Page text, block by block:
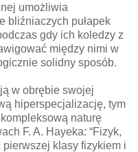
umożliwia
bliźniaczych pułapek
gdy ich koledzy z
między nimi w
solidny sposób.
w obrębie swojej
hiperspecjalizację, tym
naturę
F. A. Hayeka: “Fizyk,
pierwszej klasy fizykiem i